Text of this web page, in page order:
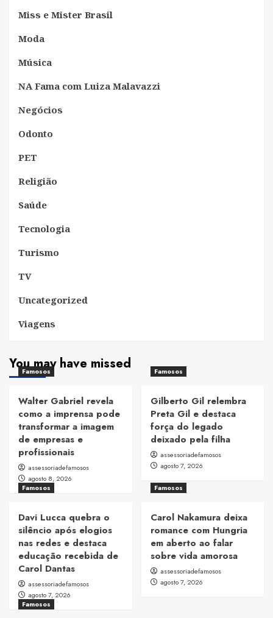
Miss e Mister Brasil
Moda
Música
NA Fama com Luiza Malavazzi
Negócios
Odonto
PET
Religião
Saúde
Tecnologia
Turismo
TV
Uncategorized
Viagens
You may have missed
Famosos
Walter Gabriel revela
como a imprensa pode
transformar a imagem
de empresas e
profissionais
assessoriadefamosos
agosto 8, 2026
Famosos
Gilberto Gil relembra
Preta Gil e destaca
força do legado
deixado pela filha
assessoriadefamosos
agosto 7, 2026
Famosos
Davi Lucca quebra o
silêncio após elogios
nas redes e destaca
educação recebida de
Carol Dantas
assessoriadefamosos
agosto 7, 2026
Famosos
Carol Nakamura deixa
romance com Hungria
em aberto ao falar
sobre vida amorosa
assessoriadefamosos
agosto 7, 2026
Famosos